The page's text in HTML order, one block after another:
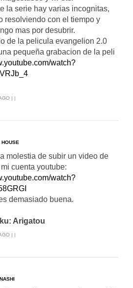
la serie hay varias incognitas,
resolviendo con el tiempo y
mas por desubrir.
de la pelicula evangelion 2.0
pequeña grabacion de la peli
watch?
| |
HOUSE
molestia de subir un video de
cuenta youtube:
watch?
demasiado buena.
Arigatou
| |